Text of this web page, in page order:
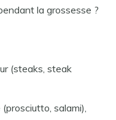
la grossesse ?
(steaks, steak
salami),